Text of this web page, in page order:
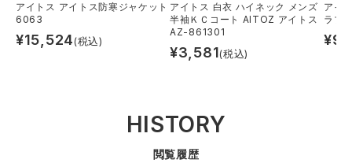
アイトス アイトス防寒ジャケット
6063
¥15,524(税込)
アイトス 白衣 ハイネック メンズ
半袖ＫＣコート AITOZ アイトス
AZ-861301
¥3,581(税込)
アイ
ラブ
¥
HISTORY
閲覧履歴